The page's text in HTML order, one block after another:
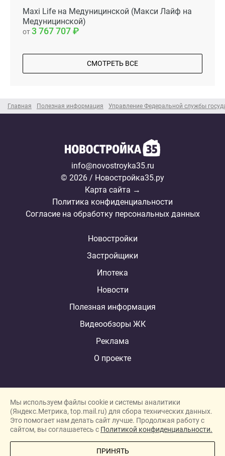
Главная Полезная информация Управление Федеральной службы
Maxi Life на Медуницинской (Макси Лайф на
Медуницинской)
от3 767 707
СМОТРЕТЬ ВСЕ
info@novostroyka35.ru
© 2026 / Новостройка35.ру
Карта сайта →
Политика конфиденциальности
Согласие на обработку персональных данных
Новостройки
Застройщики
Ипотека
Новости
Полезная информация
Видеообзоры ЖК
Реклама
О проекте
New homes in Dubai
New homes in London
Мы используем файлы cookie и системы аналитики
(Яндекс.Метрика, top.mail.ru) для сбора технических данных.
Это помогает нам делать сайт лучше. Продолжая работу с
сайтом, вы соглашаетесь с Политикой конфиденциальности.
ПРИНЯТЬ